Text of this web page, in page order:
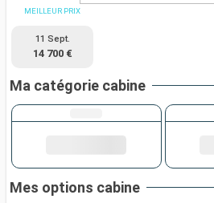
MEILLEUR PRIX
11 Sept.
14 700 €
Ma catégorie cabine
Mes options cabine